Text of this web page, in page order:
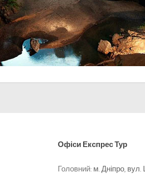
Офіси Експрес Тур
Головний: м. Дніпро,